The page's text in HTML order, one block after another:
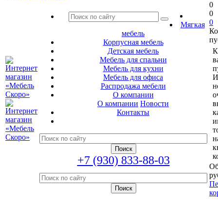
Мягкая
мебель
Корпусная мебель
Детская мебель
Мебель для спальни
Мебель для кухни
Мебель для офиса
Распродажа мебели
О компании
О компании Новости
Контакты
+7 (930) 833-88-03
0
0
0